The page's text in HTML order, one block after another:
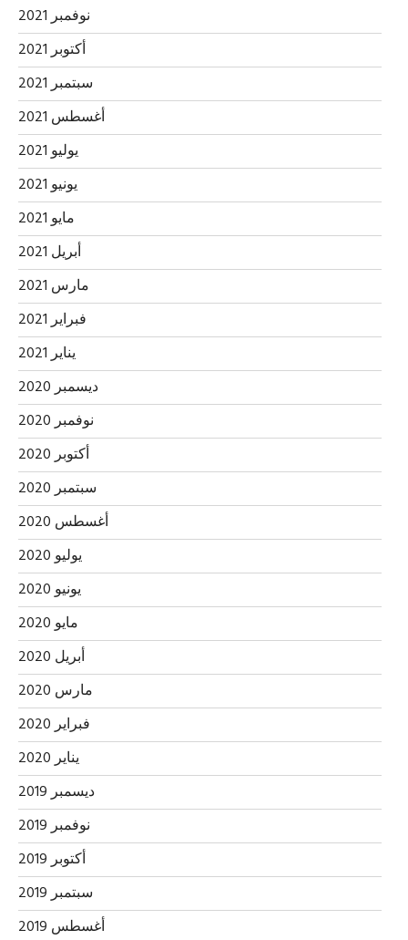
نوفمبر 2021
أكتوبر 2021
سبتمبر 2021
أغسطس 2021
يوليو 2021
يونيو 2021
مايو 2021
أبريل 2021
مارس 2021
فبراير 2021
يناير 2021
ديسمبر 2020
نوفمبر 2020
أكتوبر 2020
سبتمبر 2020
أغسطس 2020
يوليو 2020
يونيو 2020
مايو 2020
أبريل 2020
مارس 2020
فبراير 2020
يناير 2020
ديسمبر 2019
نوفمبر 2019
أكتوبر 2019
سبتمبر 2019
أغسطس 2019